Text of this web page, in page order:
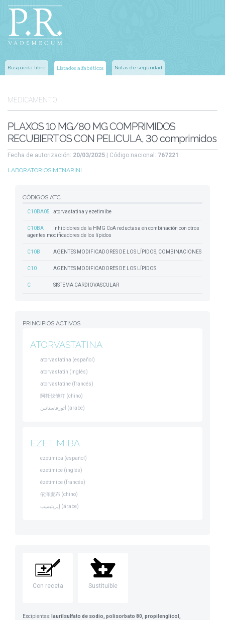
Búsqueda libre Listados alfabéticos Notas de seguridad
MEDICAMENTO
PLAXOS 10 MG/80 MG COMPRIMIDOS
RECUBIERTOS CON PELICULA, 30 comprimidos
Fecha de autorización: 20/03/2025 | Código nacional: 767221
LABORATORIOS MENARINI
CÓDIGOS ATC
C10BA05 atorvastatina y ezetimibe
C10BA
Inhibidores de la HMG CoA reductasa en combinación con otros
agentes modificadores de los lípidos
C10B AGENTES MODIFICADORES DE LOS LÍPIDOS, COMBINACIONES
C10 AGENTES MODIFICADORES DE LOS LÍPIDOS
C SISTEMA CARDIOVASCULAR
PRINCIPIOS ACTIVOS
ATORVASTATINA
atorvastatina (español)
atorvastatin (inglés)
atorvastatine (francés)
阿托伐他汀 (chino)
أتورفاستاتين (árabe)
EZETIMIBA
ezetimiba (español)
ezetimibe (inglés)
ézétimibe (francés)
依泽麦布 (chino)
إيزيتيميب (árabe)
Con receta Sustituible
Excipientes: laurilsulfato de sodio, polisorbato 80, propilenglicol,